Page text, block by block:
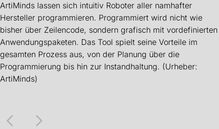
ArtiMinds lassen sich intuitiv Roboter aller namhafter
Hersteller programmieren. Programmiert wird nicht wie
bisher über Zeilencode, sondern grafisch mit vordefinierten
Anwendungspaketen. Das Tool spielt seine Vorteile im
gesamten Prozess aus, von der Planung über die
Programmierung bis hin zur Instandhaltung. (Urheber:
ArtiMinds)